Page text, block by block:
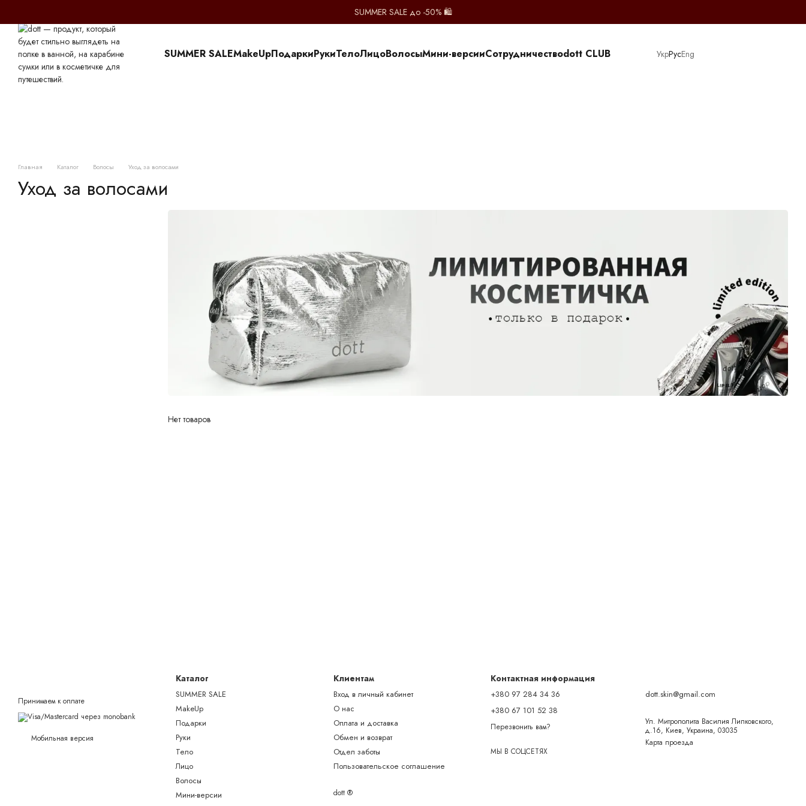
SUMMER SALE до -50% 🛍️
SUMMER SALEMakeUpПодаркиРукиТелоЛицоВолосыМини-версииСотрудничествоdott CLUB УкрРусEng
Главная Каталог Волосы Уход за волосами
Уход за волосами
Нет товаров
Принимаем к оплате
Мобильная версия
Каталог
SUMMER SALE
MakeUp
Подарки
Руки
Тело
Лицо
Волосы
Мини-версии
Клиентам
Вход в личный кабинет
О нас
Оплата и доставка
Обмен и возврат
Отдел заботы
Пользовательское соглашение
dott ®
Контактная информация
+380 97 284 34 36
+380 67 101 52 38
Перезвонить вам?
dott.skin@gmail.com
Ул. Митрополита Василия Липковского,
д.16, Киев, Украина, 03035
Карта проезда
МЫ В СОЦСЕТЯХ